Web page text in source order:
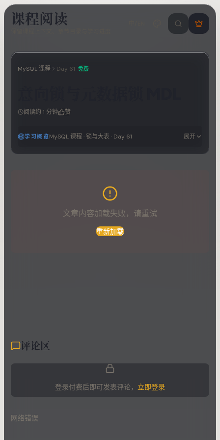
课程阅读
搜索课程 /
登
MySQL 课程 Day 61 免费
阅读约 1 分钟 赞
学习概览MySQL 课程 ·锁与大表 · Day 61 展开
文章内容加载失败，请重试
重新加载
评论区
登录付费后即可发表评论， 立即登录
网络错误